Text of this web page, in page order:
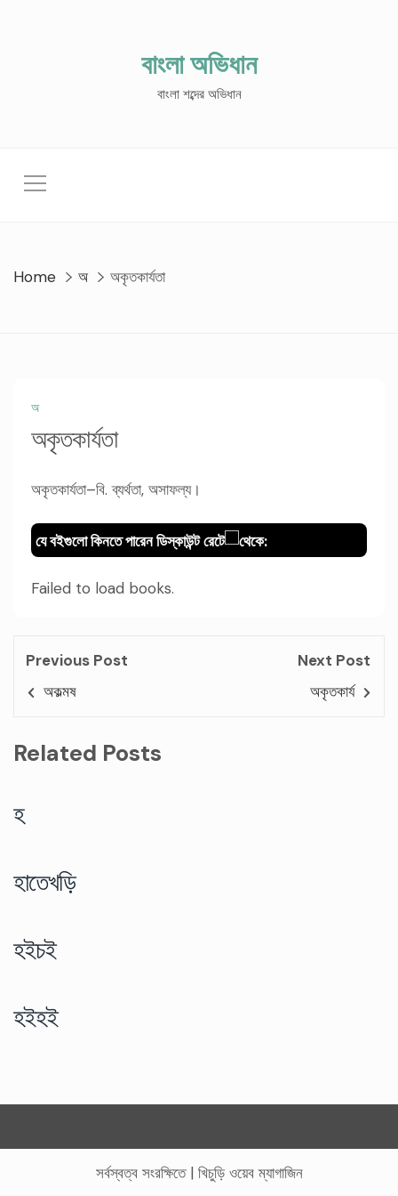
বাংলা অভিধান
বাংলা শব্দের অভিধান
Home অ অকৃতকার্যতা
অ
অকৃতকার্যতা
অকৃতকার্যতা–বি. ব্যর্থতা, অসাফল্য।
যে বইগুলো কিনতে পারেন ডিস্কাউন্ট রেটে থেকে:
Failed to load books.
Previous Post
অকল্মষ
Next Post
অকৃতকার্য
Related Posts
হ
হাতেখড়ি
হইচই
হইহই
সর্বস্বত্ব সংরক্ষিতে | খিচুড়ি ওয়েব ম্যাগাজিন